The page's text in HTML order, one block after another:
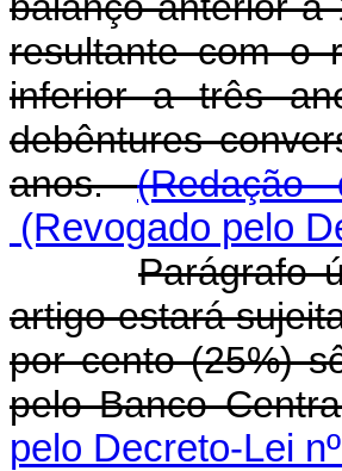
resultante com o
inferior a três
debêntures
anos.
(Revogado pelo
Parágrafo
artigo estará
por cento (25%)
pelo Banco
pelo Decreto-Lei